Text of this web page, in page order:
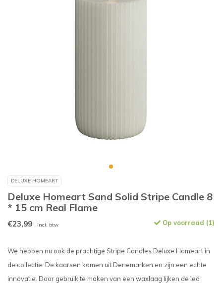
DELUXE HOMEART
Deluxe Homeart Sand Solid Stripe Candle 8
* 15 cm Real Flame
€23,99 Incl. btw Op voorraad (1)
We hebben nu ook de prachtige Stripe Candles Deluxe Homeart in
de collectie. De kaarsen komen uit Denemarken en zijn een echte
innovatie. Door gebruik te maken van een waxlaag lijken de led